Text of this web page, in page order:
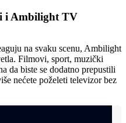
i Ambilight TV
na svaku scenu, Ambilight
Filmovi, sport, muzički
da biste se dodatno prepustili
nećete poželeti televizor bez